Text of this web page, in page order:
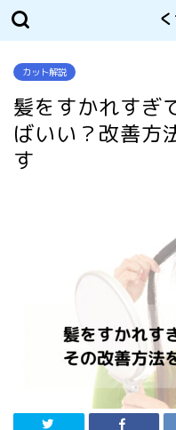
カット解説
髪をすかれすぎ
ばいい？改善方
す